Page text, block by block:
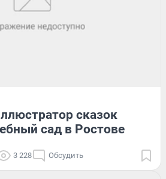
сказок
сад в Ростове
3 228 Обсудить